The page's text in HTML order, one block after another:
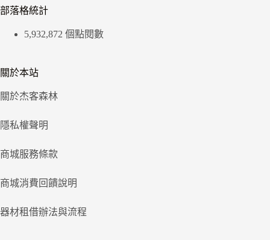
部落格統計
5,932,872 個點閱數
關於本站
關於杰客森林
隱私權聲明
商城服務條款
商城消費回饋說明
器材租借辦法與流程